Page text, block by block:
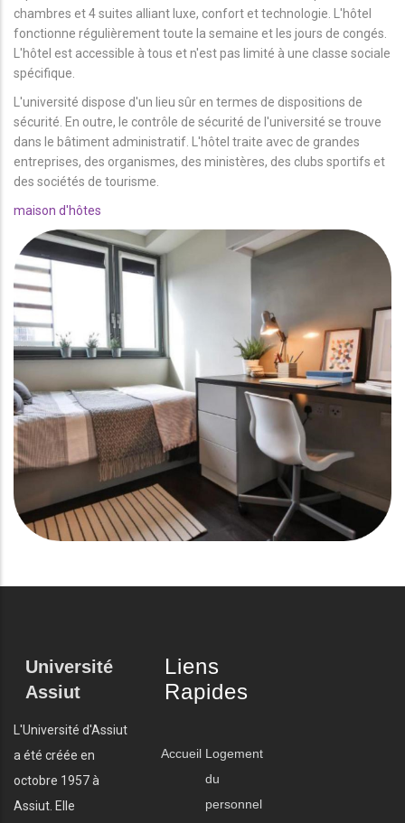
chambres et 4 suites alliant luxe, confort et technologie. L'hôtel
fonctionne régulièrement toute la semaine et les jours de congés.
L'hôtel est accessible à tous et n'est pas limité à une classe sociale
spécifique.
L'université dispose d'un lieu sûr en termes de dispositions de
sécurité. En outre, le contrôle de sécurité de l'université se trouve
dans le bâtiment administratif. L'hôtel traite avec de grandes
entreprises, des organismes, des ministères, des clubs sportifs et
des sociétés de tourisme.
maison d'hôtes
Université
Assiut
L'Université d'Assiut
a été créée en
octobre 1957 à
Assiut. Elle
Liens
Rapides
Accueil Logement
du
personnel